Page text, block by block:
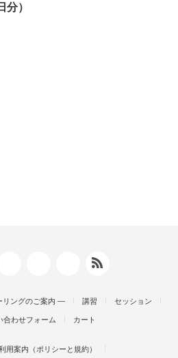
）
リングのご案内 ― 講習 セッション
合わせフォーム カート
用案内（ポリシーと規約）